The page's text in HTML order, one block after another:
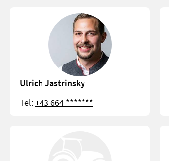
Ulrich Jastrinsky
Tel:+43 664 *******